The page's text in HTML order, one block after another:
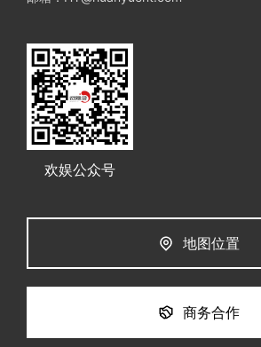
欢娱公众号
地图位置
商务合作